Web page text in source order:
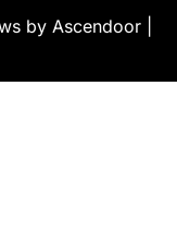
by Ascendoor